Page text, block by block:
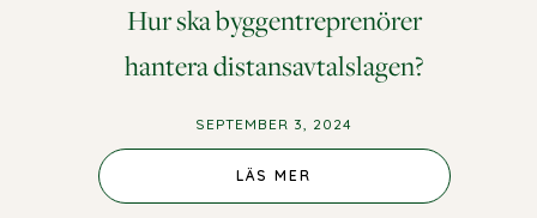
Hur ska byggentreprenörer
hantera distansavtalslagen?
SEPTEMBER 3, 2024
LÄS MER